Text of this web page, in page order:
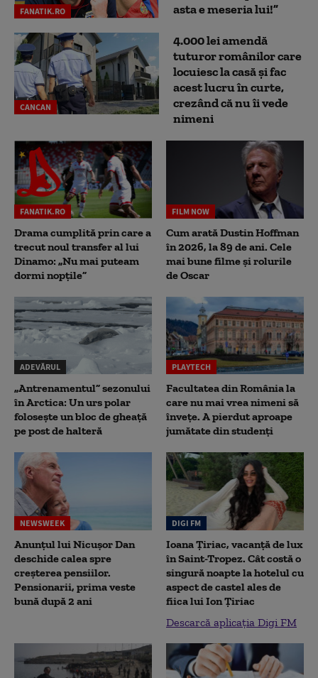
FANATIK.RO
asta e meseria lui!”
CANCAN
4.000 lei amendă
tuturor românilor care
locuiesc la casă și fac
acest lucru în curte,
crezând că nu îi vede
nimeni
FANATIK.RO
Drama cumplită prin care a
trecut noul transfer al lui
Dinamo: „Nu mai puteam
dormi nopțile”
FILM NOW
Cum arată Dustin Hoffman
în 2026, la 89 de ani. Cele
mai bune filme și rolurile
de Oscar
ADEVĂRUL
„Antrenamentul” sezonului
în Arctica: Un urs polar
folosește un bloc de gheață
pe post de halteră
PLAYTECH
Facultatea din România la
care nu mai vrea nimeni să
înveţe. A pierdut aproape
jumătate din studenţi
NEWSWEEK
Anunțul lui Nicușor Dan
deschide calea spre
creșterea pensiilor.
Pensionarii, prima veste
bună după 2 ani
DIGI FM
Ioana Țiriac, vacanță de lux
în Saint-Tropez. Cât costă o
singură noapte la hotelul cu
aspect de castel ales de
fiica lui Ion Țiriac
Descarcă aplicația Digi FM